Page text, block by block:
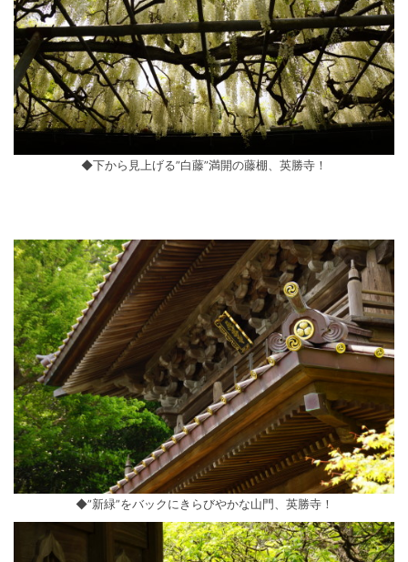
◆下から見上げる”白藤”満開の藤棚、英勝寺！
◆”新緑”をバックにきらびやかな山門、英勝寺！